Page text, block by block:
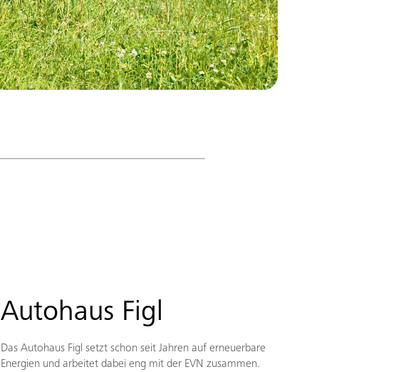
Autohaus Figl
Das Autohaus Figl setzt schon seit Jahren auf erneuerbare
Energien und arbeitet dabei eng mit der EVN zusammen.